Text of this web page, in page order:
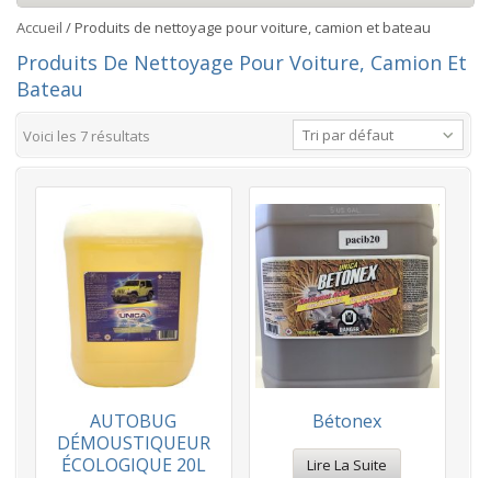
Accueil / Produits de nettoyage pour voiture, camion et bateau
Produits De Nettoyage Pour Voiture, Camion Et
Bateau
Tri par défaut
Voici les 7 résultats
AUTOBUG
DÉMOUSTIQUEUR
ÉCOLOGIQUE 20L
Bétonex
Lire La Suite